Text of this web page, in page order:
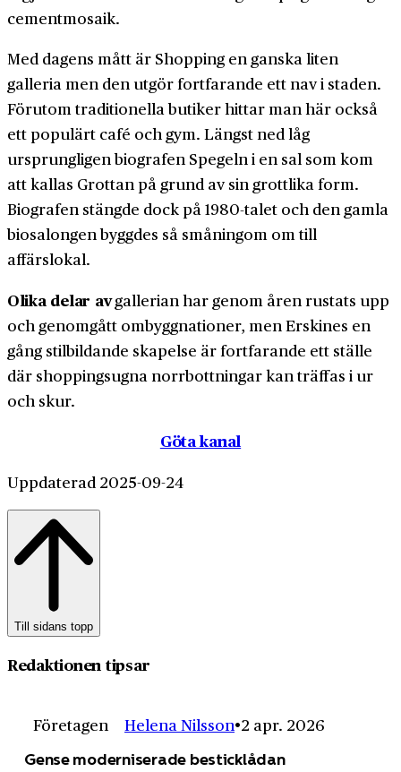
cementmosaik.
Med dagens mått är Shopping en ganska liten
galleria men den utgör fortfarande ett nav i staden.
Förutom traditionella butiker hittar man här också
ett populärt café och gym. Längst ned låg
ursprungligen biografen Spegeln i en sal som kom
att kallas Grottan på grund av sin grottlika form.
Biografen stängde dock på 1980-talet och den gamla
biosalongen byggdes så småningom om till
affärslokal.
Olika delar avgallerian har genom åren rustats upp
och genomgått ombyggnationer, men Erskines en
gång stilbildande skapelse är fortfarande ett ställe
där shoppingsugna norrbottningar kan träffas i ur
och skur.
Göta kanal
Uppdaterad 2025-09-24
Till sidans topp
Redaktionen tipsar
Företagen Helena Nilsson 2 apr. 2026
Gense moderniserade besticklådan